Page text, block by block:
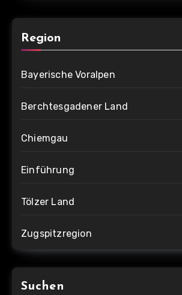
Region
Bayerische Voralpen
Berchtesgadener Land
Chiemgau
Einführung
Tölzer Land
Zugspitzregion
Suchen